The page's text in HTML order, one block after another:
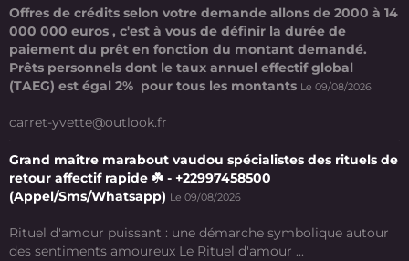
Offres de crédits selon votre demande allons de 2000 à 14
000 000 euros , c'est à vous de définir la durée de
paiement du prêt en fonction du montant demandé.
Prêts personnels dont le taux annuel effectif global
(TAEG) est égal 2% pour tous les montants Le 09/08/2026
carret-yvette@outlook.fr
Grand maître marabout vaudou spécialistes des rituels de
retour affectif rapide ☘️ - +22997458500
(Appel/Sms/Whatsapp) Le 09/08/2026
Rituel d'amour puissant : une démarche symbolique autour
des sentiments amoureux Le Rituel d'amour ...